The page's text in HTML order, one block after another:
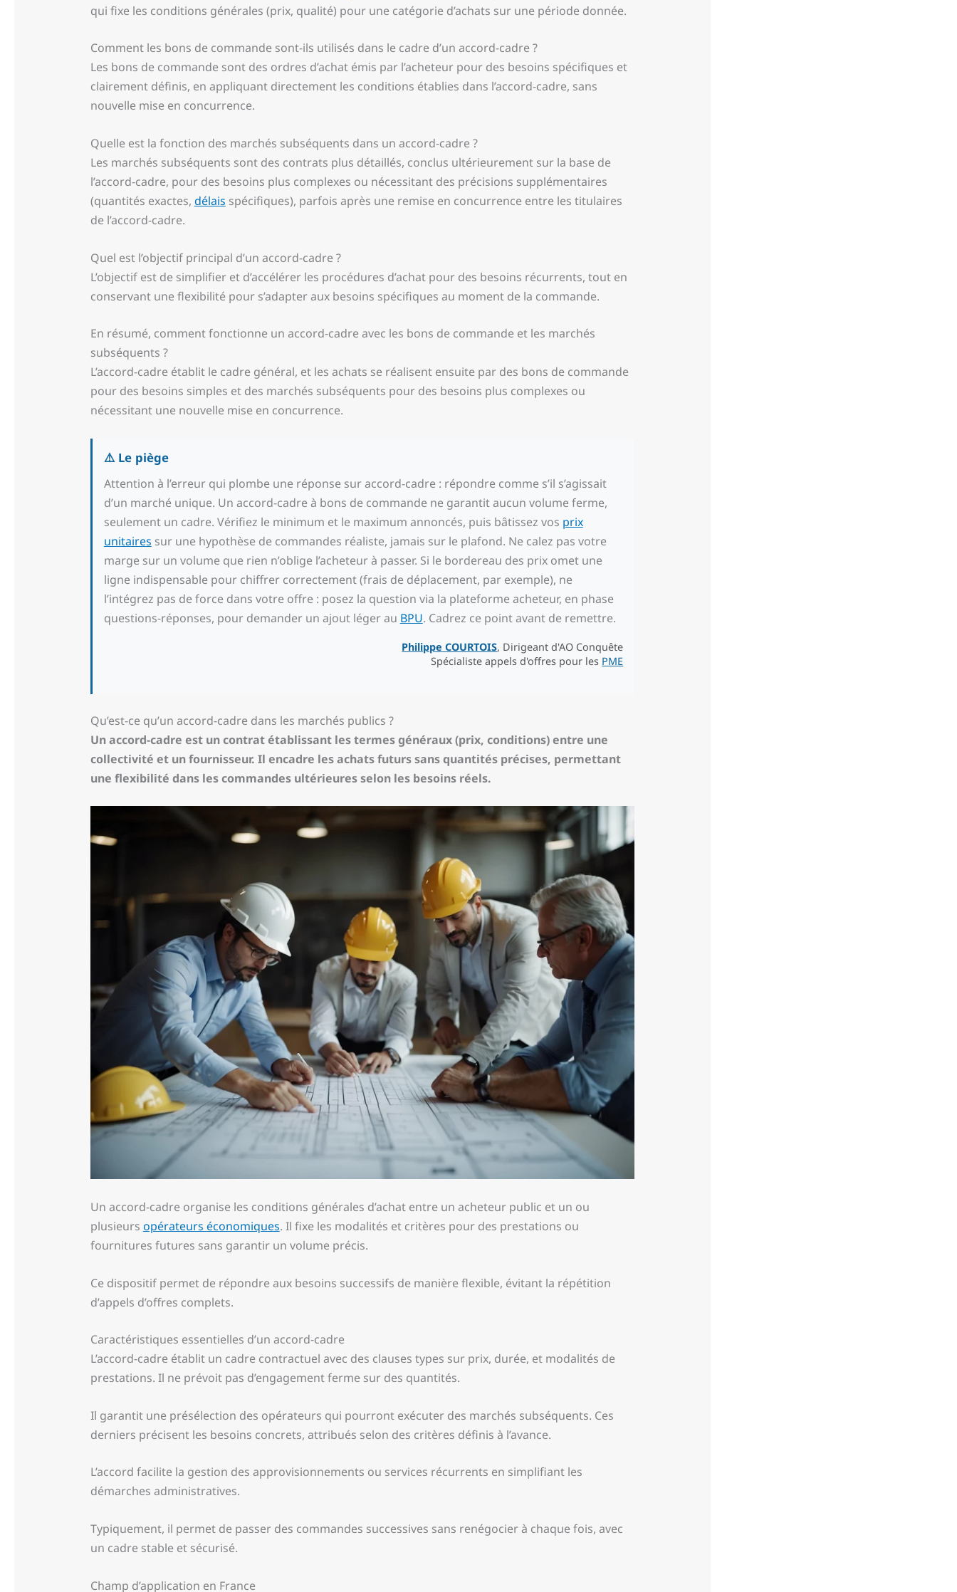
qui fixe les conditions générales (prix, qualité) pour une catégorie d’achats sur une période donnée.
Comment les bons de commande sont-ils utilisés dans le cadre d’un accord-cadre ?
Les bons de commande sont des ordres d’achat émis par l’acheteur pour des besoins spécifiques et
clairement définis, en appliquant directement les conditions établies dans l’accord-cadre, sans
nouvelle mise en concurrence.
Quelle est la fonction des marchés subséquents dans un accord-cadre ?
Les marchés subséquents sont des contrats plus détaillés, conclus ultérieurement sur la base de
l’accord-cadre, pour des besoins plus complexes ou nécessitant des précisions supplémentaires
(quantités exactes, délais spécifiques), parfois après une remise en concurrence entre les titulaires
de l’accord-cadre.
Quel est l’objectif principal d’un accord-cadre ?
L’objectif est de simplifier et d’accélérer les procédures d’achat pour des besoins récurrents, tout en
conservant une flexibilité pour s’adapter aux besoins spécifiques au moment de la commande.
En résumé, comment fonctionne un accord-cadre avec les bons de commande et les marchés
subséquents ?
L’accord-cadre établit le cadre général, et les achats se réalisent ensuite par des bons de commande
pour des besoins simples et des marchés subséquents pour des besoins plus complexes ou
nécessitant une nouvelle mise en concurrence.
⚠️ Le piège
Attention à l’erreur qui plombe une réponse sur accord-cadre : répondre comme s’il s’agissait
d’un marché unique. Un accord-cadre à bons de commande ne garantit aucun volume ferme,
seulement un cadre. Vérifiez le minimum et le maximum annoncés, puis bâtissez vos prix
unitaires sur une hypothèse de commandes réaliste, jamais sur le plafond. Ne calez pas votre
marge sur un volume que rien n’oblige l’acheteur à passer. Si le bordereau des prix omet une
ligne indispensable pour chiffrer correctement (frais de déplacement, par exemple), ne
l’intégrez pas de force dans votre offre : posez la question via la plateforme acheteur, en phase
questions-réponses, pour demander un ajout léger au BPU. Cadrez ce point avant de remettre.
Philippe COURTOIS, Dirigeant d'AO Conquête
Spécialiste appels d'offres pour les PME
Qu’est-ce qu’un accord-cadre dans les marchés publics ?
Un accord-cadre est un contrat établissant les termes généraux (prix, conditions) entre une
collectivité et un fournisseur. Il encadre les achats futurs sans quantités précises, permettant
une flexibilité dans les commandes ultérieures selon les besoins réels.
Un accord-cadre organise les conditions générales d’achat entre un acheteur public et un ou
plusieurs opérateurs économiques. Il fixe les modalités et critères pour des prestations ou
fournitures futures sans garantir un volume précis.
Ce dispositif permet de répondre aux besoins successifs de manière flexible, évitant la répétition
d’appels d’offres complets.
Caractéristiques essentielles d’un accord-cadre
L’accord-cadre établit un cadre contractuel avec des clauses types sur prix, durée, et modalités de
prestations. Il ne prévoit pas d’engagement ferme sur des quantités.
Il garantit une présélection des opérateurs qui pourront exécuter des marchés subséquents. Ces
derniers précisent les besoins concrets, attribués selon des critères définis à l’avance.
L’accord facilite la gestion des approvisionnements ou services récurrents en simplifiant les
démarches administratives.
Typiquement, il permet de passer des commandes successives sans renégocier à chaque fois, avec
un cadre stable et sécurisé.
Champ d’application en France